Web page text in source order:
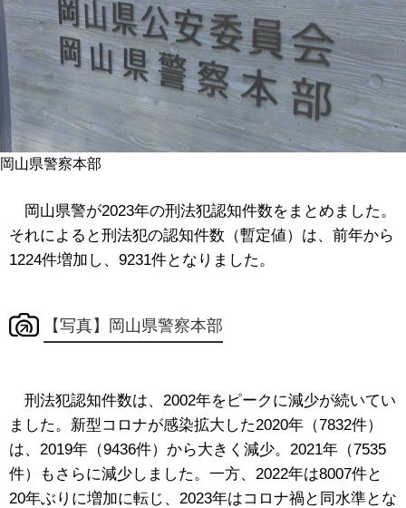
岡山県警察本部
岡山県警が2023年の刑法犯認知件数をまとめました。
それによると刑法犯の認知件数（暫定値）は、前年から
1224件増加し、9231件となりました。
【写真】岡山県警察本部
刑法犯認知件数は、2002年をピークに減少が続いてい
ました。新型コロナが感染拡大した2020年（7832件）
は、2019年（9436件）から大きく減少。2021年（7535
件）もさらに減少しました。一方、2022年は8007件と
20年ぶりに増加に転じ、2023年はコロナ禍と同水準とな